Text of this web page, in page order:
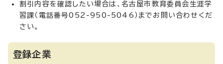
割引内容を確認したい場合は、名古屋市教育委員会生涯学
習課（電話番号052-950-5046）までお問い合わせくだ
さい。
登録企業